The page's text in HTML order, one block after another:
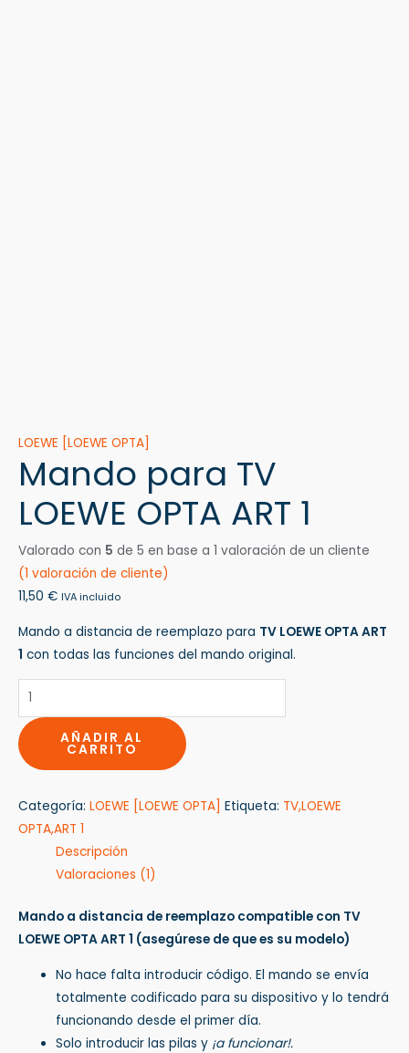
LOEWE [LOEWE OPTA]
Mando para TV
LOEWE OPTA ART 1
Valorado con 5 de 5 en base a 1 valoración de un cliente
(1 valoración de cliente)
11,50 € IVA incluido
Mando a distancia de reemplazo para TV LOEWE OPTA ART
1 con todas las funciones del mando original.
AÑADIR AL
CARRITO
Categoría: LOEWE [LOEWE OPTA] Etiqueta: TV,LOEWE
OPTA,ART 1
Descripción
Valoraciones (1)
Mando a distancia de reemplazo compatible con TV
LOEWE OPTA ART 1 (asegúrese de que es su modelo)
No hace falta introducir código. El mando se envía
totalmente codificado para su dispositivo y lo tendrá
funcionando desde el primer día.
Solo introducir las pilas y ¡a funcionar!.